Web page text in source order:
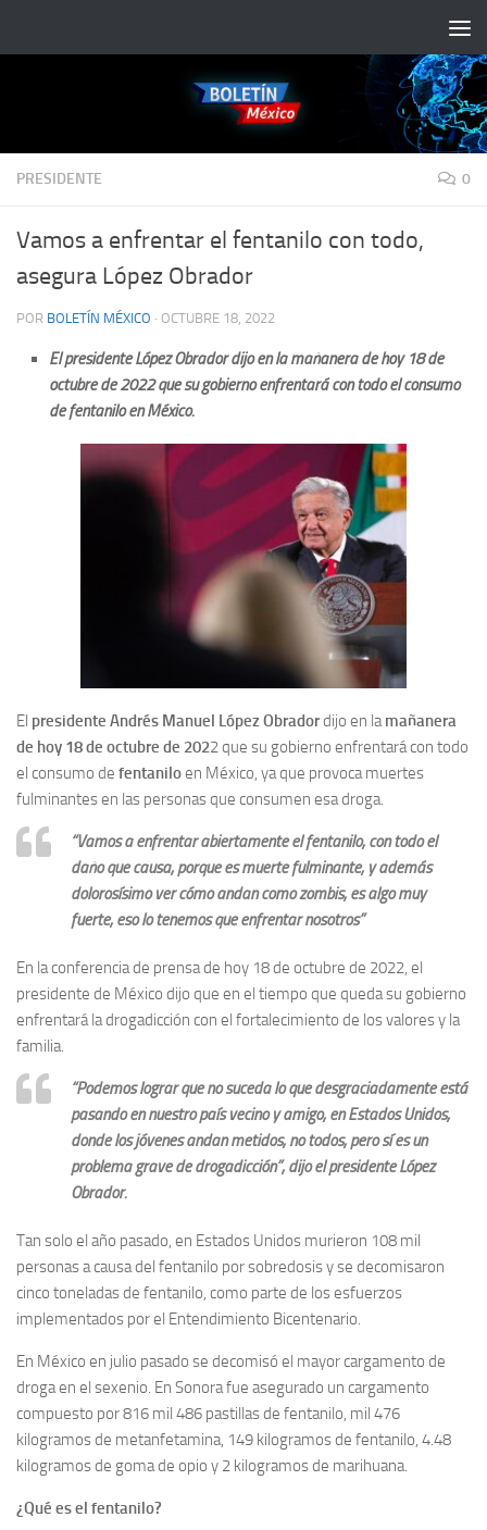
PRESIDENTE 0
Vamos a enfrentar el fentanilo con todo,
asegura López Obrador
POR BOLETÍN MÉXICO · OCTUBRE 18, 2022
El presidente López Obrador dijo en la mañanera de hoy 18 de
octubre de 2022 que su gobierno enfrentará con todo el consumo
de fentanilo en México.
El presidente Andrés Manuel López Obradordijo en lamañanera
de hoy 18 de octubre de 2022 que su gobierno enfrentará con todo
el consumo de fentaniloen México, ya que provoca muertes
fulminantes en las personas que consumen esa droga.
“Vamos a enfrentar abiertamente el fentanilo, con todo el
daño que causa, porque es muerte fulminante, y además
dolorosísimo ver cómo andan como zombis, es algo muy
fuerte, eso lo tenemos que enfrentar nosotros”
En la conferencia de prensa de hoy 18 de octubre de 2022, el
presidente de México dijo que en el tiempo que queda su gobierno
enfrentará la drogadicción con el fortalecimiento de los valores y la
familia.
“Podemos lograr que no suceda lo que desgraciadamente está
pasando en nuestro país vecino y amigo, en Estados Unidos,
donde los jóvenes andan metidos, no todos, pero sí es un
problema grave de drogadicción”, dijo el presidente López
Obrador.
Tan solo el año pasado, en Estados Unidos murieron 108 mil
personas a causa del fentanilo por sobredosis y se decomisaron
cinco toneladas de fentanilo, como parte de los esfuerzos
implementados por el Entendimiento Bicentenario.
En México en julio pasado se decomisó el mayor cargamento de
droga en el sexenio. En Sonora fue asegurado un cargamento
compuesto por 816 mil 486 pastillas de fentanilo, mil 476
kilogramos de metanfetamina, 149 kilogramos de fentanilo, 4.48
kilogramos de goma de opio y 2 kilogramos de marihuana.
¿Qué es el fentanilo?